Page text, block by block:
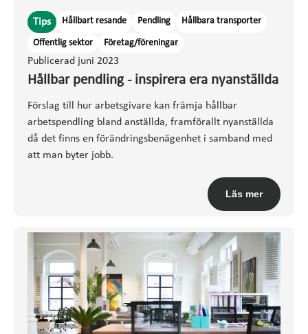
Publicerad juni 2023
Hållbar pendling - inspirera era nyanställda
Förslag till hur arbetsgivare kan främja hållbar
arbetspendling bland anställda, framförallt nyanställda
då det finns en förändringsbenägenhet i samband med
att man byter jobb.
Tips Hållbart resande Pendling Hållbara transporter
Offentlig sektor Företag/föreningar
Läs mer